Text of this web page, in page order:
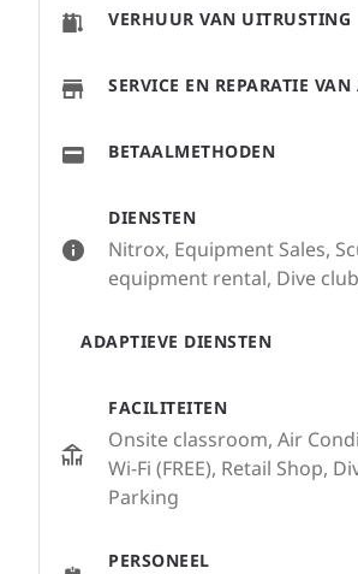
DIENSTEN
Nitrox, Equipment Sales,
equipment rental, Dive
ADAPTIEVE DIENSTEN
FACILITEITEN
Onsite classroom, Air
Wi-Fi (FREE), Retail Shop,
Parking
PERSONEEL
VERHUUR VAN UITRUSTING
SERVICE EN REPARATIE
BETAALMETHODEN